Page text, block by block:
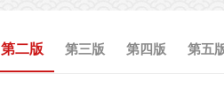
第二版 第三版 第四版 第五